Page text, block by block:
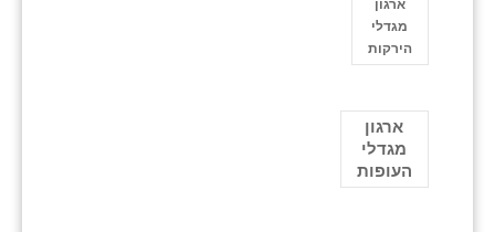
ארגון
מגדלי
הירקות
ארגון
מגדלי
העופות